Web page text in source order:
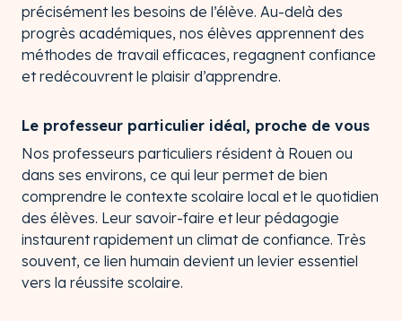
précisément les besoins de l’élève. Au-delà des
progrès académiques, nos élèves apprennent des
méthodes de travail efficaces, regagnent confiance
et redécouvrent le plaisir d’apprendre.
Le professeur particulier idéal, proche de vous
Nos professeurs particuliers résident à Rouen ou
dans ses environs, ce qui leur permet de bien
comprendre le contexte scolaire local et le quotidien
des élèves. Leur savoir-faire et leur pédagogie
instaurent rapidement un climat de confiance. Très
souvent, ce lien humain devient un levier essentiel
vers la réussite scolaire.